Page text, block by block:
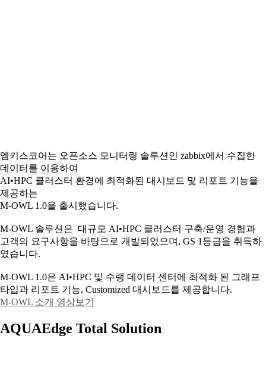
엠키스코어는 오픈소스 모니터링 솔루션인 zabbix에서 수집한
데이터를 이용하여
AI•HPC 클러스터 환경에 최적화된 대시보드 및 리포트 기능을
제공하는
M-OWL 1.0을 출시했습니다.
M-OWL 솔루션은 대규모 AI•HPC 클러스터 구축/운영 경험과
고객의 요구사항을 바탕으로 개발되었으며, GS 1등급을 취득하
였습니다.
M-OWL 1.0은 AI•HPC 및 수랭 데이터 센터에 최적화 된 그래프
타입과 리포트 기능, Customized 대시보드를 제공합니다.
M-OWL 소개 영상보기
AQUAEdge Total Solution